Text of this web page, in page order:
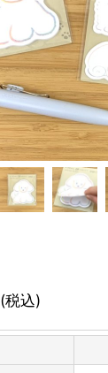
(税込)